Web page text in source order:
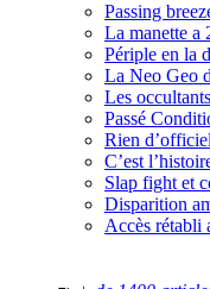
Passing
La manette a
Périple en la
La Neo Geo
Les occultants
Passé
Rien d’officiel
C’est
Slap fight et
Disparition
Accès rétabli